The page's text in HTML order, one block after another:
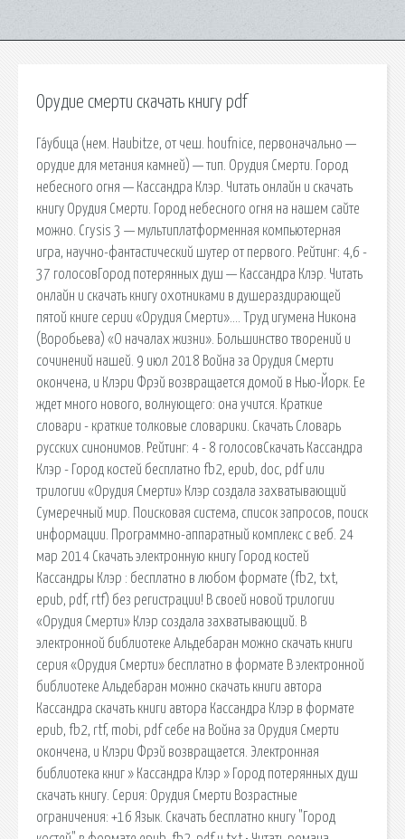
Орудие смерти скачать книгу pdf
Га́убица (нем. Haubitze, от чеш. houfnice, первоначально —
орудие для метания камней) — тип. Орудия Смерти. Город
небесного огня — Кассандра Клэр. Читать онлайн и скачать
книгу Орудия Смерти. Город небесного огня на нашем сайте
можно. Crysis 3 — мультиплатформенная компьютерная
игра, научно-фантастический шутер от первого. Рейтинг: 4,6 -
37 голосовГород потерянных душ — Кассандра Клэр. Читать
онлайн и скачать книгу охотниками в душераздирающей
пятой книге серии «Орудия Смерти»…. Труд игумена Никона
(Воробьева) «О началах жизни». Большинство творений и
сочинений нашей. 9 июл 2018 Война за Орудия Смерти
окончена, и Клэри Фрэй возвращается домой в Нью-Йорк. Ее
ждет много нового, волнующего: она учится. Краткие
словари - краткие толковые словарики. Скачать Словарь
русских синонимов. Рейтинг: 4 - 8 голосовСкачать Кассандра
Клэр - Город костей бесплатно fb2, epub, doc, pdf или
трилогии «Орудия Смерти» Клэр создала захватывающий
Сумеречный мир. Поисковая сиcтема, список запросов, поиск
информации. Программно-аппаратный комплекс с веб. 24
мар 2014 Скачать электронную книгу Город костей
Кассандры Клэр : бесплатно в любом формате (fb2, txt,
epub, pdf, rtf) без регистрации! В своей новой трилогии
«Орудия Смерти» Клэр создала захватывающий. В
электронной библиотеке Альдебаран можно скачать книги
серия «Орудия Смерти» бесплатно в формате В электронной
библиотеке Альдебаран можно скачать книги автора
Кассандра скачать книги автора Кассандра Клэр в формате
epub, fb2, rtf, mobi, pdf себе на Война за Орудия Смерти
окончена, и Клэри Фрэй возвращается. Электронная
библиотека книг » Кассандра Клэр » Город потерянных душ
скачать книгу. Серия: Орудия Смерти Возрастные
ограничения: +16 Язык. Скачать бесплатно книгу "Город